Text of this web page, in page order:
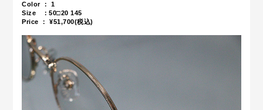
Color ： 1
Size ：50□20 145
Price ： ¥51,700(税込)